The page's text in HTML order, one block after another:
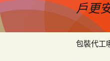
戶更
包裝代工